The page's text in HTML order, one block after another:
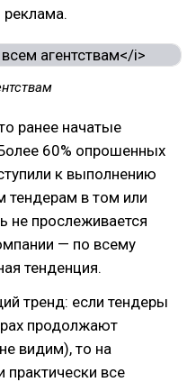
реклама.
ранее начатые
60% опрошенных
к выполнению
тендерам в том или
не прослеживается
— по всему
тенденция.
тренд: если тендеры
продолжают
видим), то на
практически все